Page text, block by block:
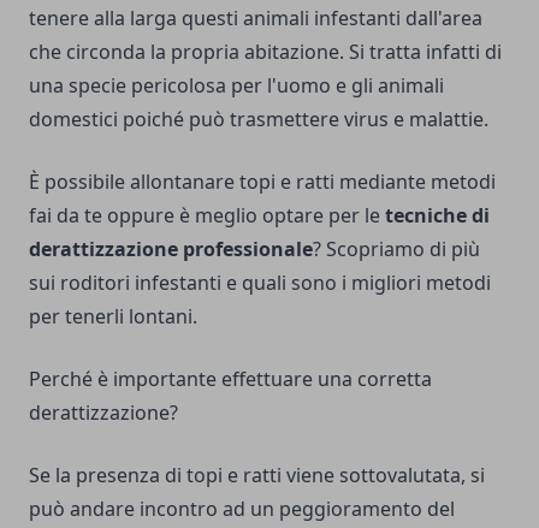
tenere alla larga questi animali infestanti dall'area
che circonda la propria abitazione. Si tratta infatti di
una specie pericolosa per l'uomo e gli animali
domestici poiché può trasmettere virus e malattie.
È possibile allontanare topi e ratti mediante metodi
fai da te oppure è meglio optare per letecniche di
derattizzazione professionale? Scopriamo di più
sui roditori infestanti e quali sono i migliori metodi
per tenerli lontani.
Perché è importante effettuare una corretta
derattizzazione?
Se la presenza di topi e ratti viene sottovalutata, si
può andare incontro ad un peggioramento del